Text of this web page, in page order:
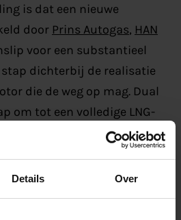
Details Over
is dat een nieuwe
door Prins Autogas, HAN
voor een substantieel
stap dichterbij de realisatie
die de weg op mag. Dual
om tot een volledige LNG-
Totdat er een volledige
is gekomen kan de dual
tijd overbruggen. De motor
op oude vrachtwagens of